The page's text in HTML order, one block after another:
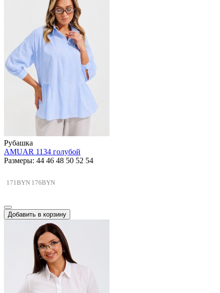
Рубашка
AMUAR 1134 голубой
Размеры: 44 46 48 50 52 54
171BYN 176BYN
Добавить в корзину